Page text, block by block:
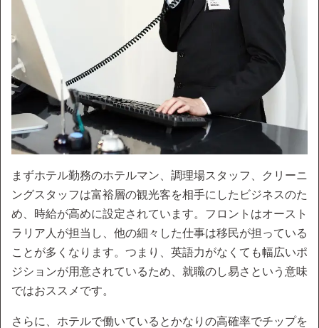
まずホテル勤務のホテルマン、調理場スタッフ、クリーニ
ングスタッフは富裕層の観光客を相手にしたビジネスのた
め、時給が高めに設定されています。フロントはオースト
ラリア人が担当し、他の細々した仕事は移民が担っている
ことが多くなります。つまり、英語力がなくても幅広いポ
ジションが用意されているため、就職のし易さという意味
ではおススメです。
さらに、ホテルで働いているとかなりの高確率でチップを